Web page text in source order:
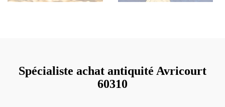
Spécialiste achat antiquité Avricourt
60310